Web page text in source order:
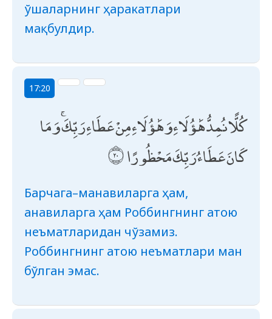
ўшаларнинг ҳаракатлари
мақбулдир.
17:20
كُلًّا نُمِدُّ هَٰؤُلَاءِ وَهَٰؤُلَاءِ مِنْ عَطَاءِ رَبِّكَ ۚ وَمَا
كَانَ عَطَاءُ رَبِّكَ مَحْظُورًا
Барчага–манавиларга ҳам,
анавиларга ҳам Роббингнинг атою
неъматларидан чўзамиз.
Роббингнинг атою неъматлари ман
бўлган эмас.